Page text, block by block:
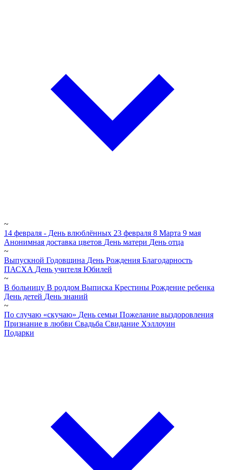
~
14 февраля - День влюблённых 23 февраля 8 Марта 9 мая
Анонимная доставка цветов День матери День отца
~
Выпускной Годовщина День Рождения Благодарность
ПАСХА День учителя Юбилей
~
В больницу В роддом Выписка Крестины Рождение ребенка
День детей День знаний
~
По случаю «скучаю» День семьи Пожелание выздоровления
Признание в любви Свадьба Свидание Хэллоуин
Подарки